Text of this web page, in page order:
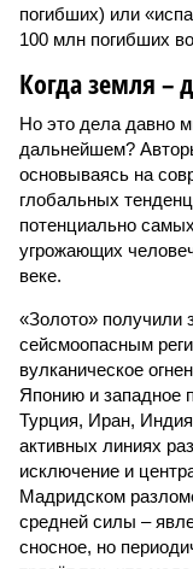
погибших) или
100 млн погибших
Когда земля –
Но это дела давно
дальнейшем?
основываясь на
глобальных
потенциально
угрожающих
веке.
«Золото» получили
сейсмоопасным
вулканическое
Японию и западное
Турция, Иран,
активных линиях
исключение и
Мадридском
средней силы –
сносное, но